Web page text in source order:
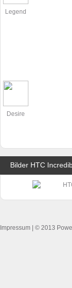
Legend
Desire
Bilder HTC
Impressum | © 2013